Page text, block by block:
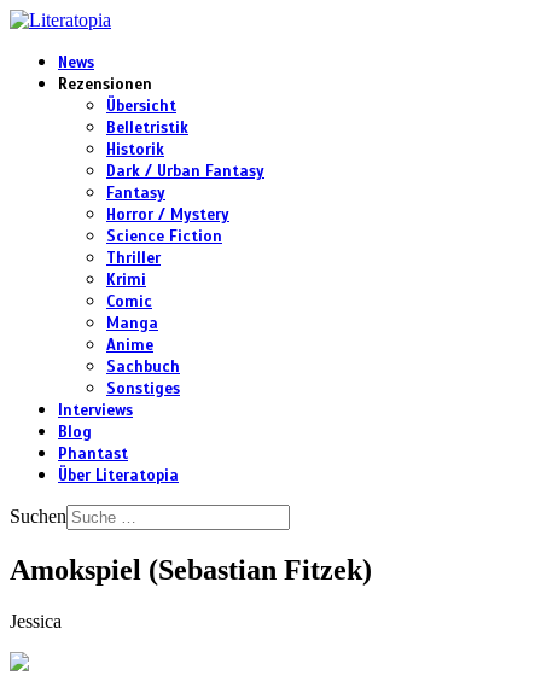
News
Rezensionen
Übersicht
Belletristik
Historik
Dark / Urban Fantasy
Fantasy
Horror / Mystery
Science Fiction
Thriller
Krimi
Comic
Manga
Anime
Sachbuch
Sonstiges
Interviews
Blog
Phantast
Über Literatopia
Suchen
Amokspiel (Sebastian Fitzek)
Jessica